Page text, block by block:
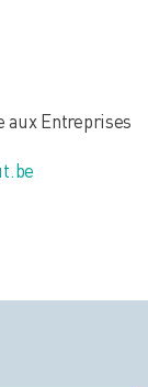
aux Entreprises